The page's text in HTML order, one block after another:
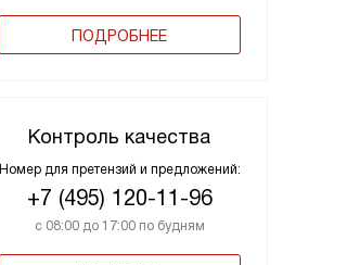
ПОДРОБНЕЕ
Контроль качества
Номер для претензий и предложений:
+7 (495) 120-11-96
с 08:00 до 17:00 по будням